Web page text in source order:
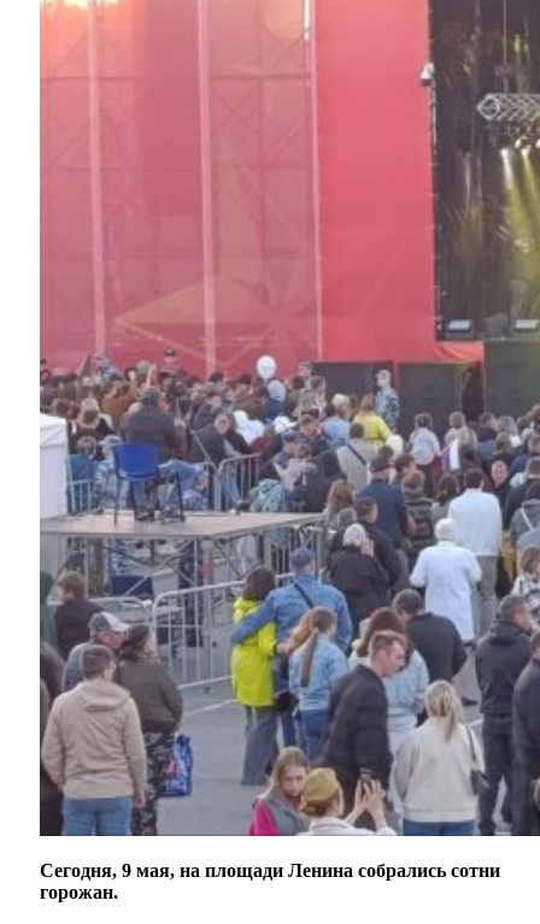
Сегодня, 9 мая, на площади Ленина собрались сотни
горожан.